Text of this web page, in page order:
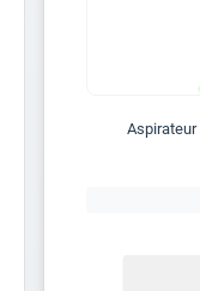
Aspirateur